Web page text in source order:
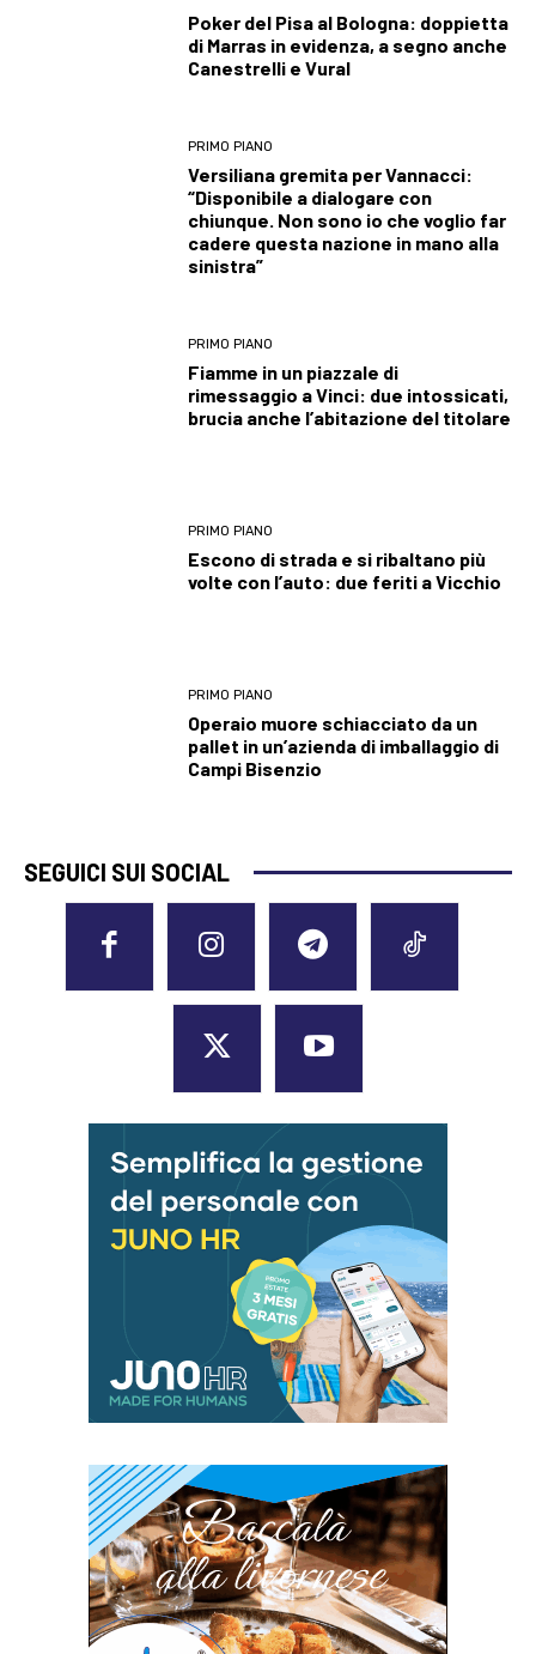
Poker del Pisa al Bologna: doppietta
di Marras in evidenza, a segno anche
Canestrelli e Vural
PRIMO PIANO
Versiliana gremita per Vannacci:
“Disponibile a dialogare con
chiunque. Non sono io che voglio far
cadere questa nazione in mano alla
sinistra”
PRIMO PIANO
Fiamme in un piazzale di
rimessaggio a Vinci: due intossicati,
brucia anche l’abitazione del titolare
PRIMO PIANO
Escono di strada e si ribaltano più
volte con l’auto: due feriti a Vicchio
PRIMO PIANO
Operaio muore schiacciato da un
pallet in un’azienda di imballaggio di
Campi Bisenzio
SEGUICI SUI SOCIAL